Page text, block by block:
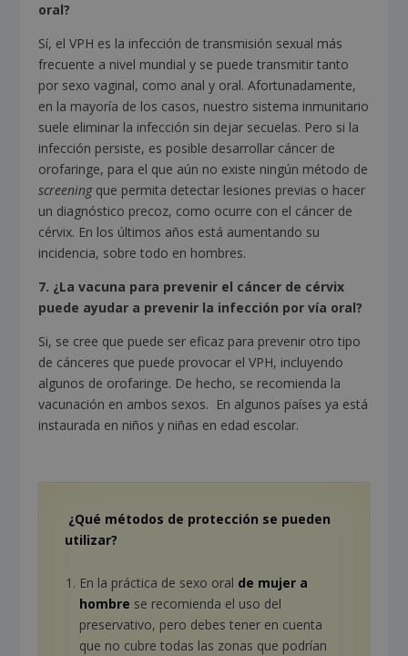
oral?
Sí, el VPH es la infección de transmisión sexual más
frecuente a nivel mundial y se puede transmitir tanto
por sexo vaginal, como anal y oral. Afortunadamente,
en la mayoría de los casos, nuestro sistema inmunitario
suele eliminar la infección sin dejar secuelas. Pero si la
infección persiste, es posible desarrollar cáncer de
orofaringe, para el que aún no existe ningún método de
screening que permita detectar lesiones previas o hacer
un diagnóstico precoz, como ocurre con el cáncer de
cérvix. En los últimos años está aumentando su
incidencia, sobre todo en hombres.
7. ¿La vacuna para prevenir el cáncer de cérvix
puede ayudar a prevenir la infección por vía oral?
Si, se cree que puede ser eficaz para prevenir otro tipo
de cánceres que puede provocar el VPH, incluyendo
algunos de orofaringe. De hecho, se recomienda la
vacunación en ambos sexos. En algunos países ya está
instaurada en niños y niñas en edad escolar.
¿Qué métodos de protección se pueden
utilizar?
En la práctica de sexo oral de mujer a
hombre se recomienda el uso del
preservativo, pero debes tener en cuenta
que no cubre todas las zonas que podrían